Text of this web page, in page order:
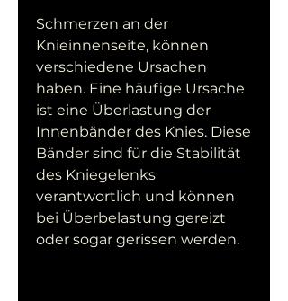
Schmerzen an der
Knieinnenseite, können
verschiedene Ursachen
haben. Eine häufige Ursache
ist eine Überlastung der
Innenbänder des Knies. Diese
Bänder sind für die Stabilität
des Kniegelenks
verantwortlich und können
bei Überbelastung gereizt
oder sogar gerissen werden.